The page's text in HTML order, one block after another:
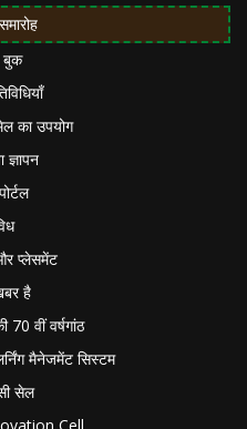
बुक
का उपयोग
ज्ञापन
प्लेसमेंट
है
70 वीं वर्षगांठ
मैनेजमेंट सिस्टम
सेल